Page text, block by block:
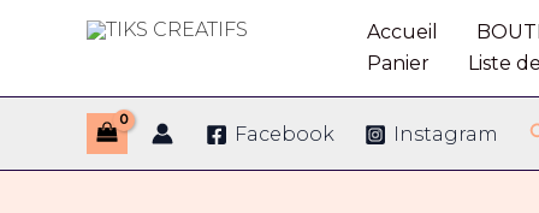
Accueil
Panier
Liste
Facebook Instagram